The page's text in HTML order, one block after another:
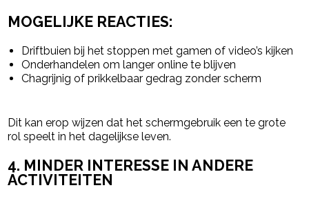
MOGELIJKE REACTIES:
Driftbuien bij het stoppen met gamen of video’s kijken
Onderhandelen om langer online te blijven
Chagrijnig of prikkelbaar gedrag zonder scherm
Dit kan erop wijzen dat het schermgebruik een te grote
rol speelt in het dagelijkse leven.
4. MINDER INTERESSE IN ANDERE
ACTIVITEITEN